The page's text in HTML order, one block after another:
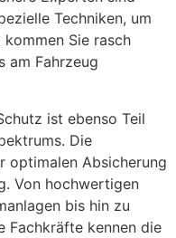
Techniken, um
Sie rasch
am Fahrzeug
ist ebenso Teil
Die
optimalen Absicherung
Von hochwertigen
bis hin zu
Fachkräfte kennen die